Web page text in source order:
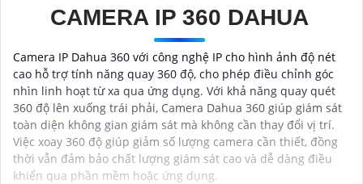
CAMERA IP 360 DAHUA
Camera IP Dahua 360 với công nghệ IP cho hình ảnh độ nét
cao hỗ trợ tính năng quay 360 độ, cho phép điều chỉnh góc
nhìn linh hoạt từ xa qua ứng dụng. Với khả năng quay quét
360 độ lên xuống trái phải, Camera Dahua 360 giúp giám sát
toàn diện không gian giám sát mà không cần thay đổi vị trí.
Việc xoay 360 độ giúp giảm số lượng camera cần thiết, đồng
thời vẫn đảm bảo chất lượng giám sát cao và dễ dàng điều
khiển qua phần mềm hoặc ứng dụng.